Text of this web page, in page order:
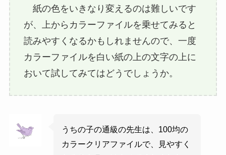
紙の色をいきなり変えるのは難しいです
が、上からカラーファイルを乗せてみると
読みやすくなるかもしれませんので、一度
カラーファイルを白い紙の上の文字の上に
おいて試してみてはどうでしょうか。
うちの子の通級の先生は、100均の
カラークリアファイルで、見やすく